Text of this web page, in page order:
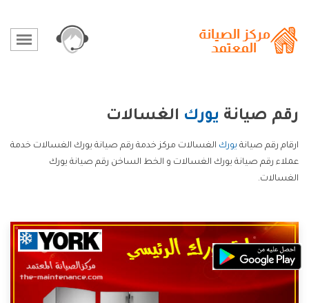
رقم صيانة يورك الغسالات
ارقام رقم صيانة يورك الغسالات مركز خدمة رقم صيانة يورك الغسالات خدمة
عملاء رقم صيانة يورك الغسالات و الخط الساخن رقم صيانة يورك
الغسالات.